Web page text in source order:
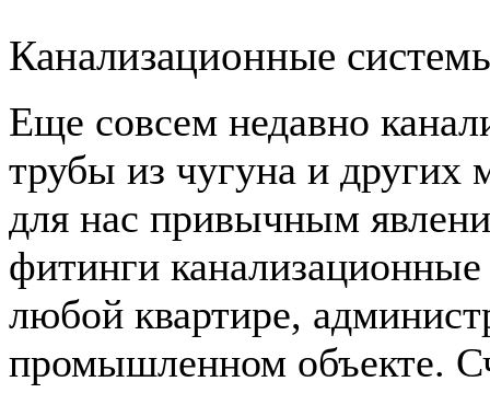
Канализационные
Еще совсем недавно
трубы из чугуна и других
для нас привычным
фитинги
любой квартире,
промышленном объекте.